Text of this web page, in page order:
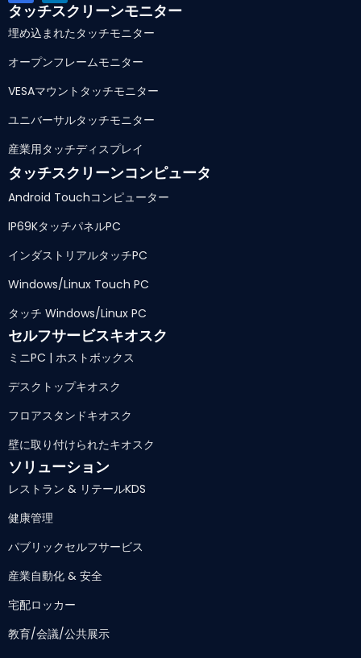
タッチスクリーンモニター
埋め込まれたタッチモニター
オープンフレームモニター
VESAマウントタッチモニター
ユニバーサルタッチモニター
産業用タッチディスプレイ
タッチスクリーンコンピュータ
Android Touchコンピューター
IP69KタッチパネルPC
インダストリアルタッチPC
Windows/Linux Touch PC
タッチ Windows/Linux PC
セルフサービスキオスク
ミニPC | ホストボックス
デスクトップキオスク
フロアスタンドキオスク
壁に取り付けられたキオスク
ソリューション
レストラン & リテールKDS
健康管理
パブリックセルフサービス
産業自動化 & 安全
宅配ロッカー
教育/会議/公共展示